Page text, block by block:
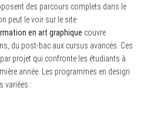
des parcours complets dans le
peut le voir sur le site
en art graphique couvre
du post-bac aux cursus avancés. Ces
projet qui confronte les étudiants à
année. Les programmes en design
variées :